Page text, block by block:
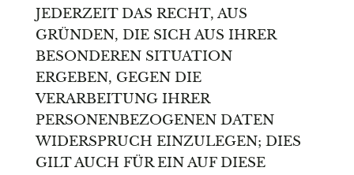
JEDERZEIT DAS RECHT, AUS
GRÜNDEN, DIE SICH AUS IHRER
BESONDEREN SITUATION
ERGEBEN, GEGEN DIE
VERARBEITUNG IHRER
PERSONENBEZOGENEN DATEN
WIDERSPRUCH EINZULEGEN; DIES
GILT AUCH FÜR EIN AUF DIESE